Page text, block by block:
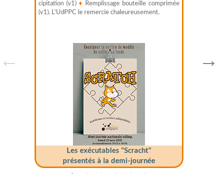
cipitation (v1) ♦
Remplissage bouteille compri­mée
(v1). L'UdPPC le remercie chaleureusement.
Les exécutables "Scracht"
présentés à la demi-journée